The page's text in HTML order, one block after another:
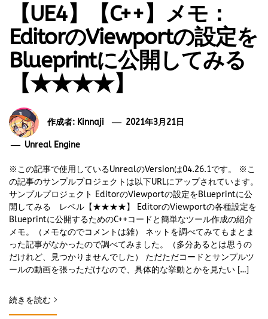
【UE4】【C++】メモ：
EditorのViewportの設定を
Blueprintに公開してみる
【★★★★】
作成者: Kinnaji 2021年3月21日
Unreal Engine
※この記事で使用しているUnrealのVersionは04.26.1です。 ※こ
の記事のサンプルプロジェクトは以下URLにアップされています。
サンプルプロジェクト EditorのViewportの設定をBlueprintに公
開してみる レベル【★★★★】 EditorのViewportの各種設定を
Blueprintに公開するためのC++コードと簡単なツール作成の紹介
メモ。（メモなのでコメントは雑） ネットを調べてみてもまとま
った記事がなかったので調べてみました。（多分あるとは思うの
だけれど、見つかりませんでした） ただただコードとサンプルツ
ールの動画を張っただけなので、具体的な挙動とかを見たい […]
続きを読む